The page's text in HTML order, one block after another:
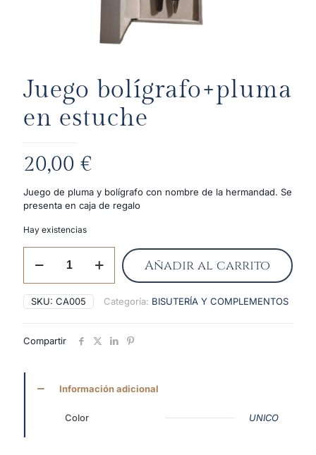
Juego bolígrafo+pluma
en estuche
20,00 €
Juego de pluma y bolígrafo con nombre de la hermandad. Se
presenta en caja de regalo
Hay existencias
bolígrafo+pluma
estuche
cantidad
Añadir al carrito
SKU: CA005 Categoría: BISUTERÍA Y COMPLEMENTOS
Compartir
Información adicional
Color UNICO